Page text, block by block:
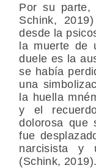
Por su parte,
Schink,
desde la
la muerte de
duele es la
se había
una
la huella
y el
dolorosa que
fue
narcisista y
(Schink, 2019).